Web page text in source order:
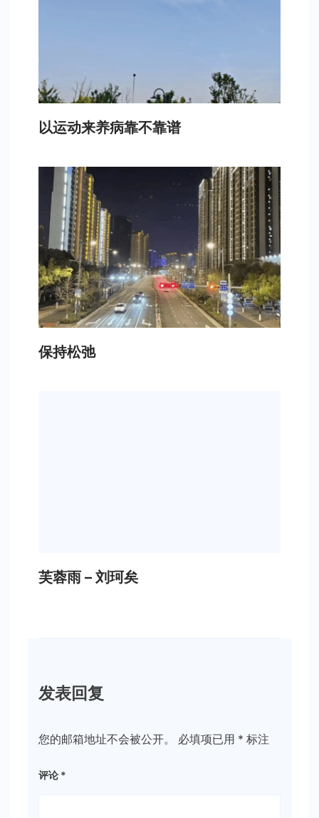
以运动来养病靠不靠谱
保持松弛
芙蓉雨 – 刘珂矣
发表回复
您的邮箱地址不会被公开。 必填项已用 * 标注
评论 *